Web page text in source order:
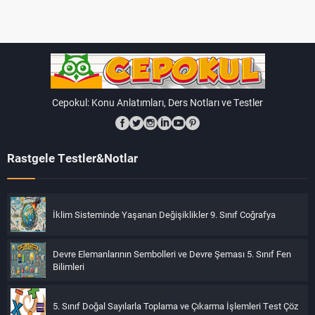
Kendini Gözlemleme:Kendi ilgi alanlarınızı,
nelerden hoşlandığınızı ve hangi aktiviteler sırasında
kendinizi iyi hissettiğinizi gözlemleyin.
Deneme ve Keşif:Farklı aktiviteleri deneyerek
kendi ilgi alanlarınızı ve yeteneklerinizi keşfedin.
Başkalarının Görüşlerini Değerlendirme:Aileniz,
öğretmenleriniz ve arkadaşlarınızdan geri bildirim
alın. Başkaları nelerde iyi olduğunuzu veya nelerden
hoşlandığınızı gözlemlemiş olabilir.
Kendinizi Kabul Etme:Kendi ilgi, ihtiyaç ve
Cepokul: Konu Anlatımları, Ders Notları ve Testler
Rastgele Testler&Notlar
İklim Sisteminde Yaşanan Değişiklikler 9. Sınıf Coğrafya
Devre Elemanlarının Sembolleri ve Devre Şeması 5. Sınıf Fen
Bilimleri
5. Sınıf Doğal Sayılarla Toplama ve Çıkarma İşlemleri Test Çöz